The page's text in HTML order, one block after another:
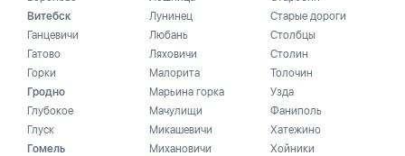
Витебск
Ганцевичи
Гатово
Горки
Гродно
Глубокое
Глуск
Гомель
Лунинец
Любань
Ляховичи
Малорита
Марьина горка
Мачулищи
Микашевичи
Михановичи
Старые дороги
Столбцы
Столин
Толочин
Узда
Фаниполь
Хатежино
Хойники